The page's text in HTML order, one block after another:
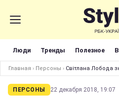
Люди Тренды Полезное
Главная › Персоны › Світлана Лобода
ПЕРСОНЫ 22 декабря 2018, 19:07